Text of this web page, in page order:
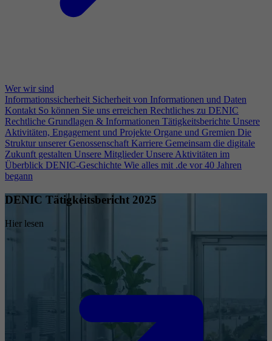
Wer wir sind
Informationssicherheit Sicherheit von Informationen und Daten
Kontakt So können Sie uns erreichen Rechtliches zu DENIC
Rechtliche Grundlagen & Informationen Tätigkeitsberichte Unsere
Aktivitäten, Engagement und Projekte Organe und Gremien Die
Struktur unserer Genossenschaft Karriere Gemeinsam die digitale
Zukunft gestalten Unsere Mitglieder Unsere Aktivitäten im
Überblick DENIC-Geschichte Wie alles mit .de vor 40 Jahren
begann
DENIC Tätigkeitsbericht 2025
Hier lesen